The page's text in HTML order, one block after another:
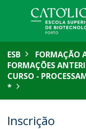
ESB FORMAÇÃO
FORMAÇÕES
CURSO -
*
Inscrição